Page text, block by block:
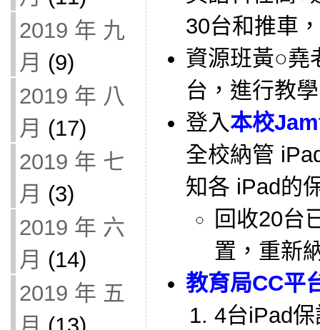
2019 年 九
月 (9)
2019 年 八
月 (17)
2019 年 七
月 (3)
2019 年 六
月 (14)
2019 年 五
30台和推車
資源班黃○堯
台，進行教
登入本校
全校納管
知各 iPad的
回收20台
置，重新
教育局CC平
4台iPad